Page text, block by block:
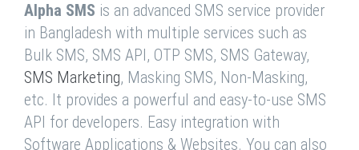
Alpha SMS is an advanced SMS service provider
in Bangladesh with multiple services such as
Bulk SMS, SMS API, OTP SMS, SMS Gateway,
SMS Marketing, Masking SMS, Non-Masking,
etc. It provides a powerful and easy-to-use SMS
API for developers. Easy integration with
Software Applications & Websites. You can also